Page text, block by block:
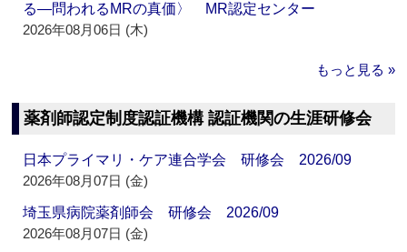
る―問われるMRの真価〉 MR認定センター
2026年08月06日 (木)
もっと見る »
薬剤師認定制度認証機構 認証機関の生涯研修会
日本プライマリ・ケア連合学会 研修会 2026/09
2026年08月07日 (金)
埼玉県病院薬剤師会 研修会 2026/09
2026年08月07日 (金)